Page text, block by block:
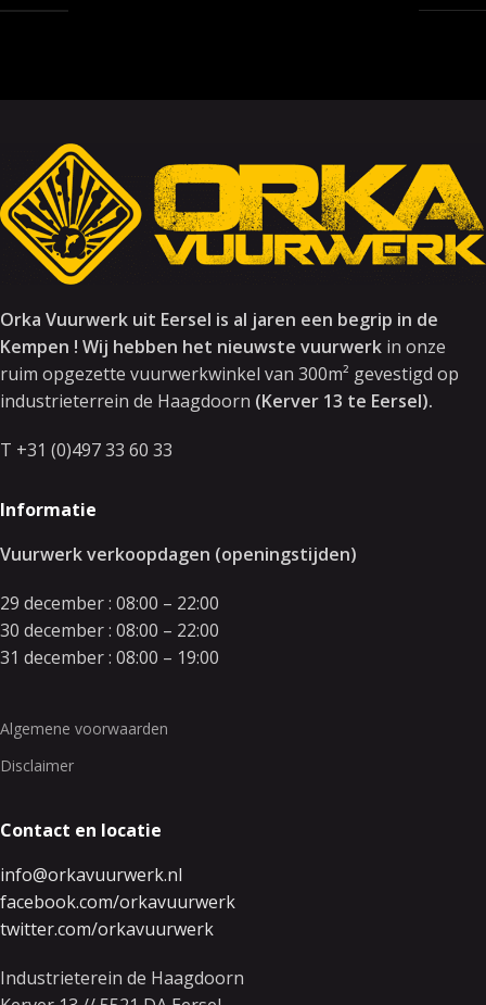
Orka Vuurwerk uit Eersel is al jaren een begrip in de
Kempen ! Wij hebben het nieuwste vuurwerk in onze
ruim opgezette vuurwerkwinkel van 300m² gevestigd op
industrieterrein de Haagdoorn (Kerver 13 te Eersel).
T +31 (0)497 33 60 33
Informatie
Vuurwerk verkoopdagen (openingstijden)
29 december : 08:00 – 22:00
30 december : 08:00 – 22:00
31 december : 08:00 – 19:00
Algemene voorwaarden
Disclaimer
Contact en locatie
info@orkavuurwerk.nl
facebook.com/orkavuurwerk
twitter.com/orkavuurwerk
Industrieterein de Haagdoorn